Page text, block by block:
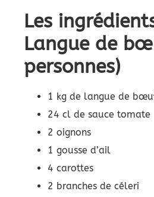
Les
Langue de
personnes)
1 kg de langue de
24 cl de sauce tomate
2 oignons
1 gousse d’ail
4 carottes
2 branches de céleri